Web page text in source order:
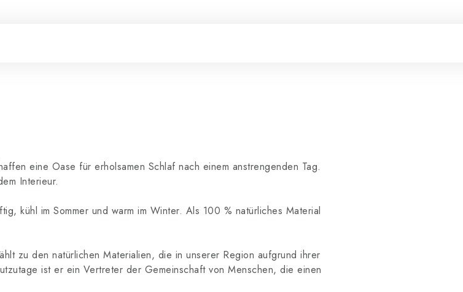
eine Oase für erholsamen Schlaf nach einem anstrengenden Tag.
Interieur.
kühl im Sommer und warm im Winter. Als 100 % natürliches Material
zu den natürlichen Materialien, die in unserer Region aufgrund ihrer
ist er ein Vertreter der Gemeinschaft von Menschen, die einen